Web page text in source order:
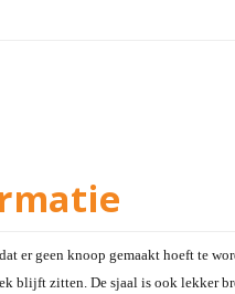
er geen knoop gemaakt hoeft te
blijft zitten. De sjaal is ook lekker